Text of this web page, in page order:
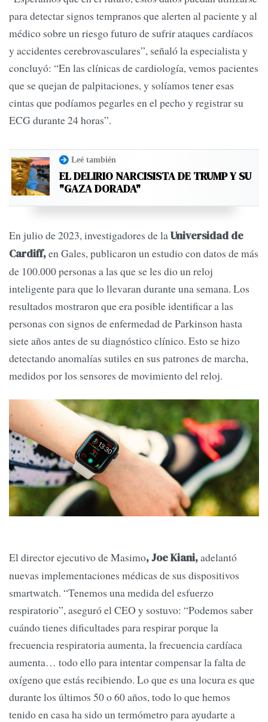
para detectar signos tempranos que alerten al paciente y al
médico sobre un riesgo futuro de sufrir ataques cardíacos
y accidentes cerebrovasculares”, señaló la especialista y
concluyó: “En las clínicas de cardiología, vemos pacientes
que se quejan de palpitaciones, y solíamos tener esas
cintas que podíamos pegarles en el pecho y registrar su
ECG durante 24 horas”.
Leé también
EL DELIRIO NARCISISTA DE TRUMP Y SU
"GAZA DORADA"
En julio de 2023, investigadores de laUniversidad de
Cardiff,en Gales, publicaron un estudio con datos de más
de 100.000 personas a las que se les dio un reloj
inteligente para que lo llevaran durante una semana. Los
resultados mostraron que era posible identificar a las
personas con signos de enfermedad de Parkinson hasta
siete años antes de su diagnóstico clínico. Esto se hizo
detectando anomalías sutiles en sus patrones de marcha,
medidos por los sensores de movimiento del reloj.
El director ejecutivo de Masimo, Joe Kiani,adelantó
nuevas implementaciones médicas de sus dispositivos
smartwatch. “Tenemos una medida del esfuerzo
respiratorio”, aseguró el CEO y sostuvo: “Podemos saber
cuándo tienes dificultades para respirar porque la
frecuencia respiratoria aumenta, la frecuencia cardíaca
aumenta… todo ello para intentar compensar la falta de
oxígeno que estás recibiendo. Lo que es una locura es que
durante los últimos 50 o 60 años, todo lo que hemos
tenido en casa ha sido un termómetro para ayudarte a